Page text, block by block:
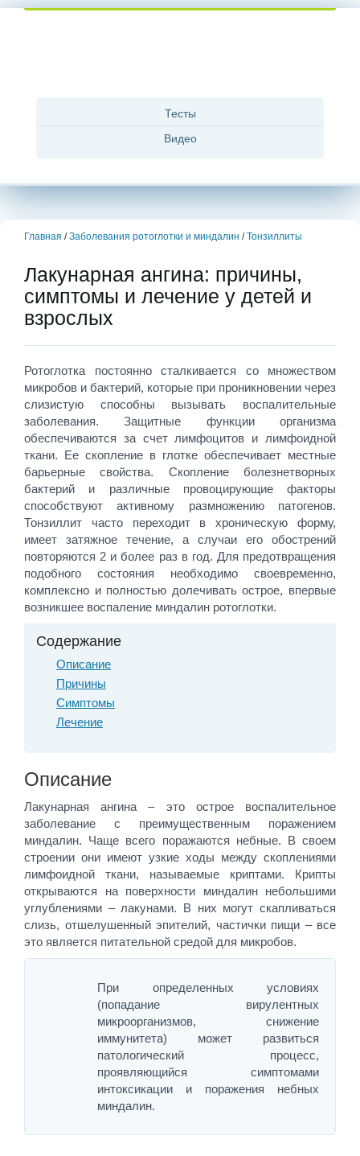
Тесты
Видео
Главная / Заболевания ротоглотки и миндалин / Тонзиллиты
Лакунарная ангина: причины,
симптомы и лечение у детей и
взрослых
Ротоглотка постоянно сталкивается со множеством
микробов и бактерий, которые при проникновении через
слизистую способны вызывать воспалительные
заболевания. Защитные функции организма
обеспечиваются за счет лимфоцитов и лимфоидной
ткани. Ее скопление в глотке обеспечивает местные
барьерные свойства. Скопление болезнетворных
бактерий и различные провоцирующие факторы
способствуют активному размножению патогенов.
Тонзиллит часто переходит в хроническую форму,
имеет затяжное течение, а случаи его обострений
повторяются 2 и более раз в год. Для предотвращения
подобного состояния необходимо своевременно,
комплексно и полностью долечивать острое, впервые
возникшее воспаление миндалин ротоглотки.
Содержание
Описание
Причины
Симптомы
Лечение
Описание
Лакунарная ангина – это острое воспалительное
заболевание с преимущественным поражением
миндалин. Чаще всего поражаются небные. В своем
строении они имеют узкие ходы между скоплениями
лимфоидной ткани, называемые криптами. Крипты
открываются на поверхности миндалин небольшими
углублениями – лакунами. В них могут скапливаться
слизь, отшелушенный эпителий, частички пищи – все
это является питательной средой для микробов.
При определенных условиях
(попадание вирулентных
микроорганизмов, снижение
иммунитета) может развиться
патологический процесс,
проявляющийся симптомами
интоксикации и поражения небных
миндалин.